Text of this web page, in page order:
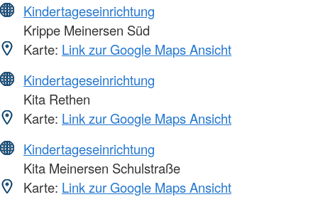
Kindertageseinrichtung
Krippe Meinersen Süd
Karte: Link zur Google Maps Ansicht
Kindertageseinrichtung
Kita Rethen
Karte: Link zur Google Maps Ansicht
Kindertageseinrichtung
Kita Meinersen Schulstraße
Karte: Link zur Google Maps Ansicht